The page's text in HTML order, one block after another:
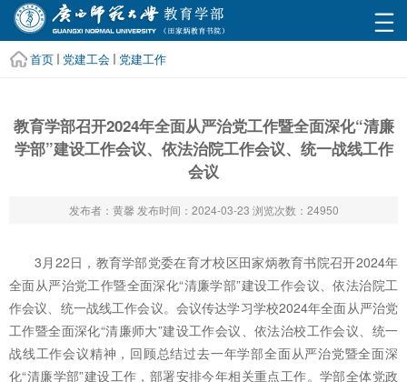
首页 党建工会 党建工作
教育学部召开2024年全面从严治党工作暨全面深化“清廉
学部”建设工作会议、依法治院工作会议、统一战线工作
会议
发布者：黄馨 发布时间：2024-03-23 浏览次数： 24950
3月22日，教育学部党委在育才校区田家炳教育书院召开2024年
全面从严治党工作暨全面深化“清廉学部”建设工作会议、依法治院工
作会议、统一战线工作会议。会议传达学习学校2024年全面从严治党
工作暨全面深化“清廉师大”建设工作会议、依法治校工作会议、统一
战线工作会议精神，回顾总结过去一年学部全面从严治党暨全面深
化“清廉学部”建设工作，部署安排今年相关重点工作。学部全体党政